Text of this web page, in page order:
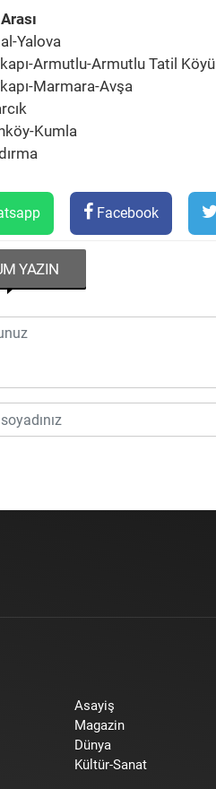
Yalova
Armutlu-Armutlu Tatil Köyü
Marmara-Avşa
Kumla
Facebook
YAZIN
Asayiş
Magazin
Dünya
Kültür-Sanat